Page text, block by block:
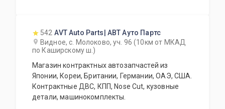
542 AVT Auto Parts| АВТ Ауто Партс
Видное, с. Молоково, уч. 96 (10км от МКАД
по Каширскому ш.)
Магазин контрактных автозапчастей из
Японии, Кореи, Британии, Германии, ОАЭ, США.
Контрактные ДВС, КПП, Nose Cut, кузовные
детали, машинокомплекты.